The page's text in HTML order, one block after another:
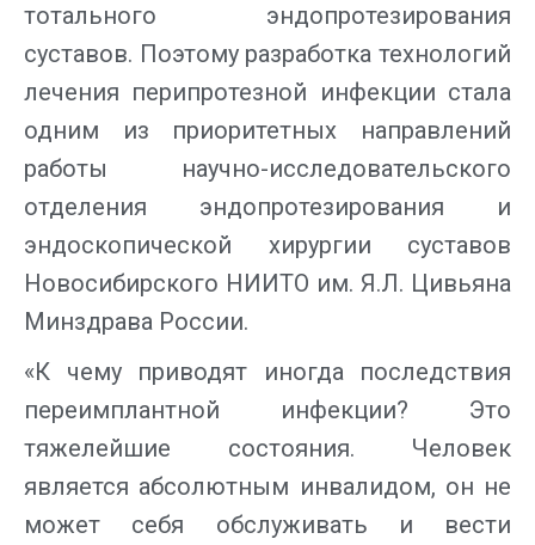
тотального эндопротезирования
суставов. Поэтому разработка технологий
лечения перипротезной инфекции стала
одним из приоритетных направлений
работы научно-исследовательского
отделения эндопротезирования и
эндоскопической хирургии суставов
Новосибирского НИИТО им. Я.Л. Цивьяна
Минздрава России.
«К чему приводят иногда последствия
переимплантной инфекции? Это
тяжелейшие состояния. Человек
является абсолютным инвалидом, он не
может себя обслуживать и вести